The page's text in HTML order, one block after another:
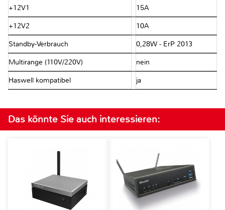
+12V1 15A
+12V2 10A
Standby-Verbrauch 0,28W - ErP 2013
Multirange (110V/220V) nein
Haswell kompatibel ja
Das könnte Sie auch interessieren: